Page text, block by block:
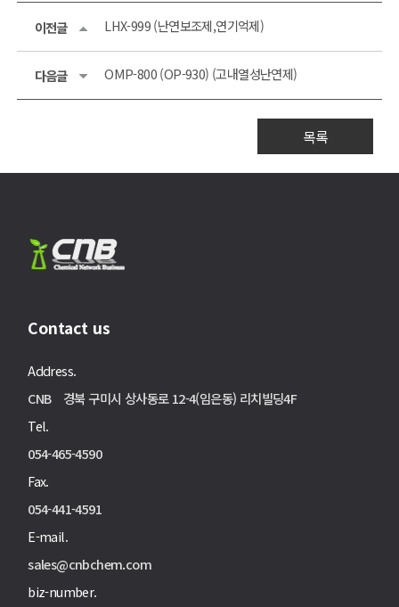
이전글 LHX-999 (난연보조제,연기억제)
다음글 OMP-800 (OP-930) (고내열성난연제)
목록
Contact us
Address.
CNB 경북 구미시 상사동로 12-4(임은동) 리치빌딩4F
Tel.
054-465-4590
Fax.
054-441-4591
E-mail.
sales@cnbchem.com
biz-number.